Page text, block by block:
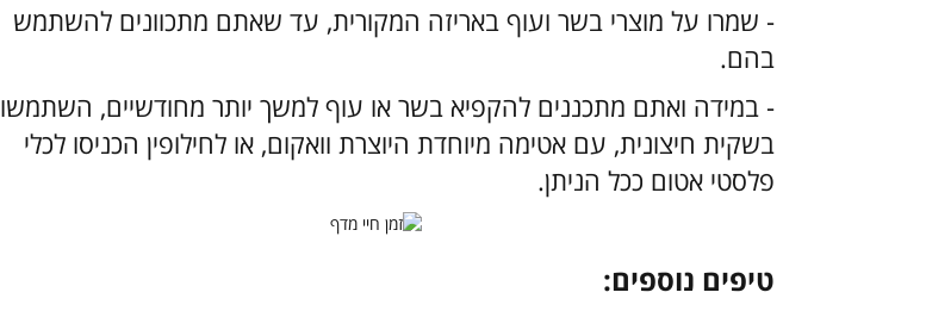
- שמרו על מוצרי בשר ועוף באריזה המקורית, עד שאתם מתכוונים להשתמש
בהם.
- במידה ואתם מתכננים להקפיא בשר או עוף למשך יותר מחודשיים, השתמשו
בשקית חיצונית, עם אטימה מיוחדת היוצרת וואקום, או לחילופין הכניסו לכלי
פלסטי אטום ככל הניתן.
טיפים נוספים: